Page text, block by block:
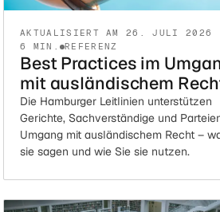
AKTUALISIERT AM 26. JULI 2026
6 MIN.
REFERENZ
Best Practices im
mit ausländischem
Die Hamburger Leitlinien unterstützen
Gerichte, Sachverständige und
Umgang mit ausländischem Recht –
sie sagen und wie Sie sie nutzen.